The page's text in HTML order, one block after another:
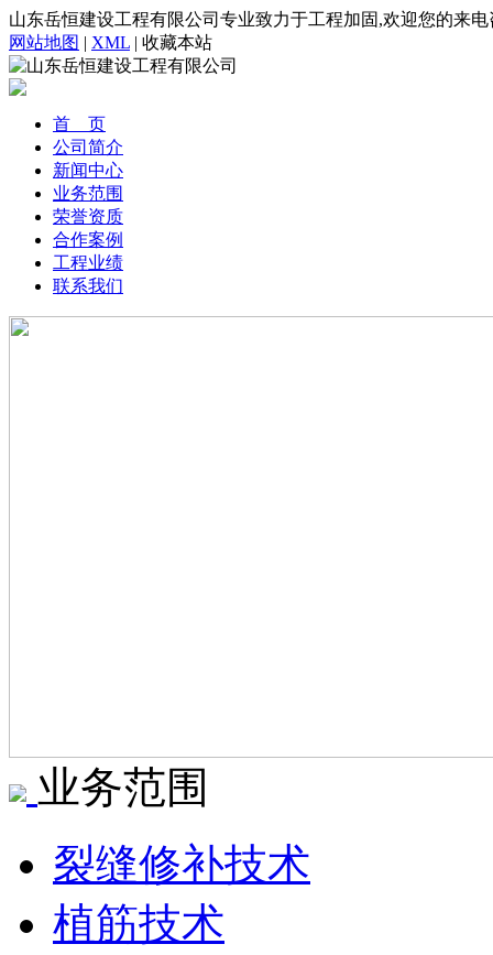
山东岳恒建设工程有限公司专业致力于工程加固,欢迎您的来电
网站地图 | XML | 收藏本站
首 页
公司简介
新闻中心
业务范围
荣誉资质
合作案例
工程业绩
联系我们
业务范围
裂缝修补技术
植筋技术